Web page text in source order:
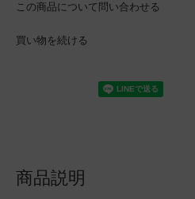
この商品について問い合わせる
買い物を続ける
商品説明